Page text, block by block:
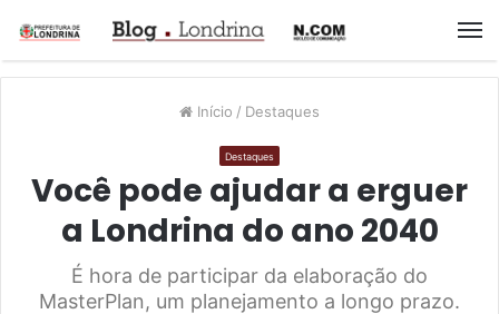
Início / Destaques
Destaques
Você pode ajudar a erguer
a Londrina do ano 2040
É hora de participar da elaboração do
MasterPlan, um planejamento a longo prazo.